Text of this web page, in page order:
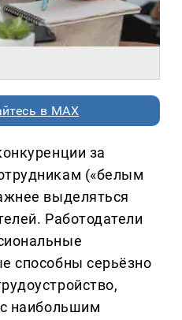
в MAX
за
(«белым
выделяться
Работодатели
способны серьёзно
наибольшим